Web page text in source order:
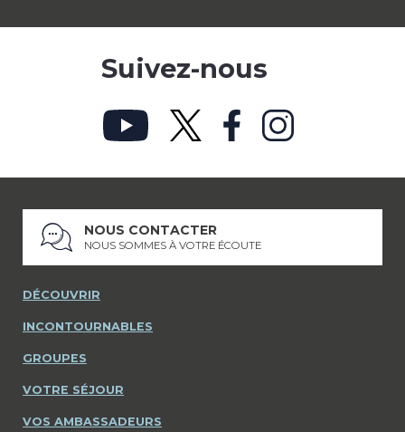
Suivez-nous
NOUS CONTACTER
NOUS SOMMES À VOTRE ÉCOUTE
DÉCOUVRIR
INCONTOURNABLES
GROUPES
VOTRE SÉJOUR
VOS AMBASSADEURS